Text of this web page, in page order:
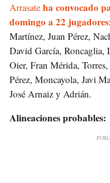
Arrasate ha convocado
domingo a 22 jugadores
Martínez, Juan Pérez,
David García, Roncaglia,
Oier, Fran Mérida,
Pérez, Moncayola, Javi
José Arnaiz y Adrián.
Alineaciones probables: